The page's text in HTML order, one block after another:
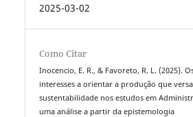
2025-03-02
Como Citar
Inocencio, E. R., & Favoreto, R. L. (2025).
interesses a orientar a produção que
sustentabilidade nos estudos em
uma análise a partir da epistemologia